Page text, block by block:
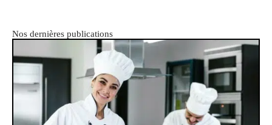
Nos dernières publications